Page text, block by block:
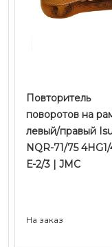
Повторитель
поворотов на
левый/правый
NQR-71/75
Е-2/3 | JMC
На заказ